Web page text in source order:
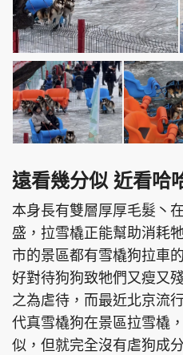
遠看幾分似 近看哈
本身長有雙層厚厚毛髮丶
盛，拉雪橇正能幫助消耗
市的景區都有雪橇狗拉車
好對待狗狗致牠們又瘦又
之為虐待，而最近北京流
代真雪橇狗在景區拉雪橇
似，但就完全沒有虐狗成